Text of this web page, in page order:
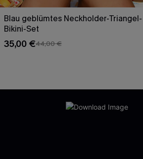
Blau geblümtes Neckholder-Triangel-
Bikini-Set
35,00 €44,00 €